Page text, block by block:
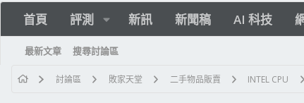
首頁 評測 新訊 新聞稿 AI 科技
最新文章 搜尋討論區
討論區 敗家天堂 二手物品販賣 INTEL CPU